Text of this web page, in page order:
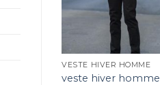
VESTE HIVER HOMME
veste hiver homme